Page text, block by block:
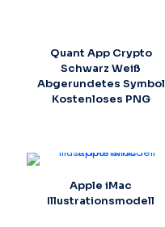
Quant App Crypto
Schwarz Weiß
Abgerundetes Symbol
Kostenloses PNG
Apple iMac
Illustrationsmodell